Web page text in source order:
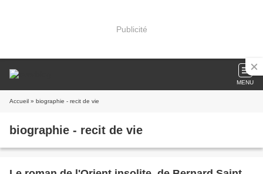
Publicité
MENU
Accueil » biographie - recit de vie
biographie - recit de vie